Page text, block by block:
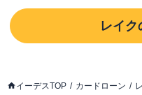
レイク
イーデスTOP カードローン